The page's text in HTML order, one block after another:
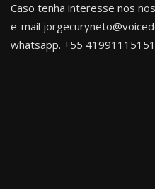
Caso tenha interesse nos
e-mail
whatsapp. +55 41991115151